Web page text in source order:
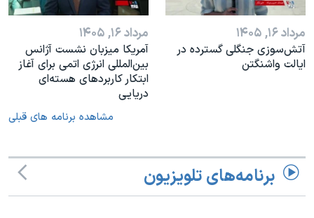
مرداد ۱۶, ۱۴۰۵
آتش‌سوزی جنگلی گسترده در
ایالت واشنگتن
مرداد ۱۶, ۱۴۰۵
آمریکا میزبان نشست آژانس
بین‌المللی انرژی اتمی برای آغاز
ابتکار کاربردهای هسته‌ای
دریایی
مشاهده برنامه های قبلی
برنامه‌های تلویزیون